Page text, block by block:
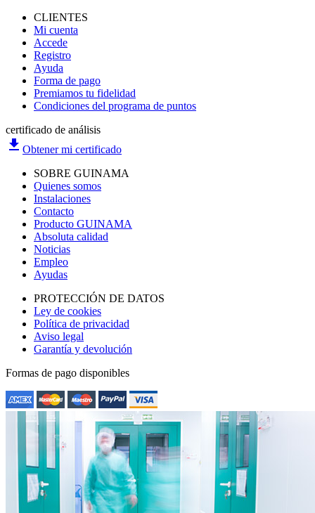
CLIENTES
Mi cuenta
Accede
Registro
Ayuda
Forma de pago
Premiamos tu fidelidad
Condiciones del programa de puntos
certificado de análisis
file_download Obtener mi certificado
SOBRE GUINAMA
Quienes somos
Instalaciones
Contacto
Producto GUINAMA
Absoluta calidad
Noticias
Empleo
Ayudas
PROTECCIÓN DE DATOS
Ley de cookies
Política de privacidad
Aviso legal
Garantía y devolución
Formas de pago disponibles